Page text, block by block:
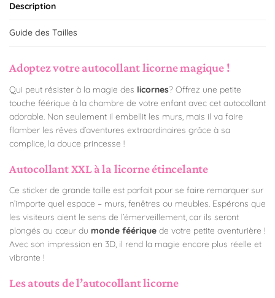
Description
Guide des Tailles
Adoptez votre autocollant licorne magique !
Qui peut résister à la magie des licornes? Offrez une petite
touche féérique à la chambre de votre enfant avec cet autocollant
adorable. Non seulement il embellit les murs, mais il va faire
flamber les rêves d’aventures extraordinaires grâce à sa
complice, la douce princesse !
Autocollant XXL à la licorne étincelante
Ce sticker de grande taille est parfait pour se faire remarquer sur
n’importe quel espace – murs, fenêtres ou meubles. Espérons que
les visiteurs aient le sens de l’émerveillement, car ils seront
plongés au cœur du monde féérique de votre petite aventurière !
Avec son impression en 3D, il rend la magie encore plus réelle et
vibrante !
Les atouts de l’autocollant licorne